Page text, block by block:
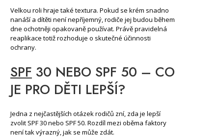
Velkou roli hraje také textura. Pokud se krém snadno
nanáší a dítěti není nepříjemný, rodiče jej budou během
dne ochotněji opakovaně používat. Právě pravidelná
reaplikace totiž rozhoduje o skutečné účinnosti
ochrany.
SPF 30 NEBO SPF 50 – CO
JE PRO DĚTI LEPŠÍ?
Jedna z nejčastějších otázek rodičů zní, zda je lepší
zvolit SPF 30 nebo SPF 50. Rozdíl mezi oběma faktory
není tak výrazný, jak se může zdát.